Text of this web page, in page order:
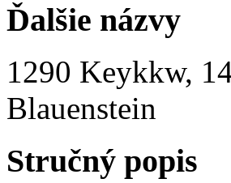
Ďalšie názvy
1290 Keykkw,
Blauenstein
Stručný popis